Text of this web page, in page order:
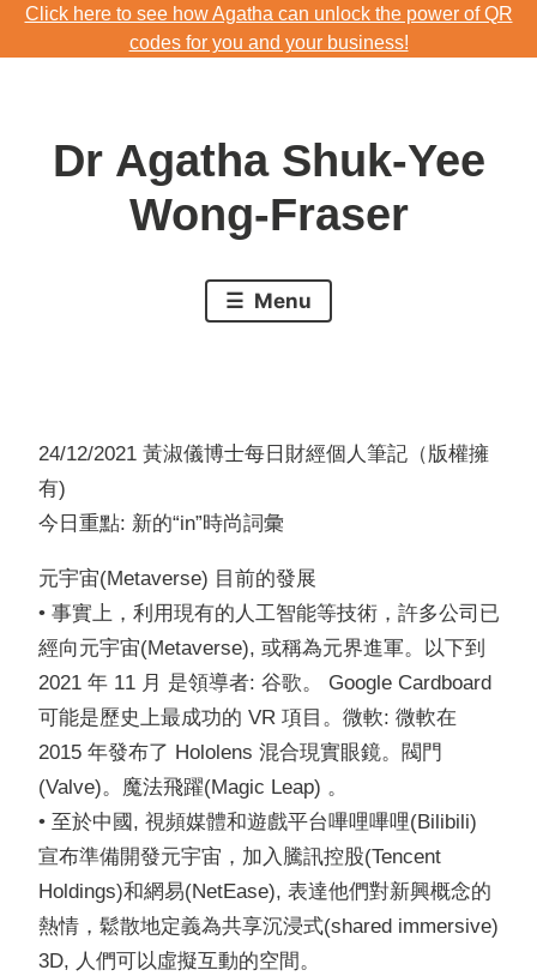
Skip
to
Click here to see how Agatha can unlock the power of QR
codes for you and your business!
codes for you and your business!
Dr Agatha Shuk-Yee
Wong-Fraser
Menu
24/12/2021 黃淑儀博士每日財經個人筆記（版權擁
有)
今日重點: 新的“in”時尚詞彙
元宇宙(Metaverse) 目前的發展
• 事實上，利用現有的人工智能等技術，許多公司已
經向元宇宙(Metaverse), 或稱為元界進軍。以下到
2021 年 11 月 是領導者: 谷歌。 Google Cardboard
可能是歷史上最成功的 VR 項目。微軟: 微軟在
2015 年發布了 Hololens 混合現實眼鏡。閥門
(Valve)。魔法飛躍(Magic Leap) 。
• 至於中國, 視頻媒體和遊戲平台嗶哩嗶哩(Bilibili)
宣布準備開發元宇宙，加入騰訊控股(Tencent
Holdings)和網易(NetEase), 表達他們對新興概念的
熱情，鬆散地定義為共享沉浸式(shared immersive)
3D, 人們可以虛擬互動的空間。